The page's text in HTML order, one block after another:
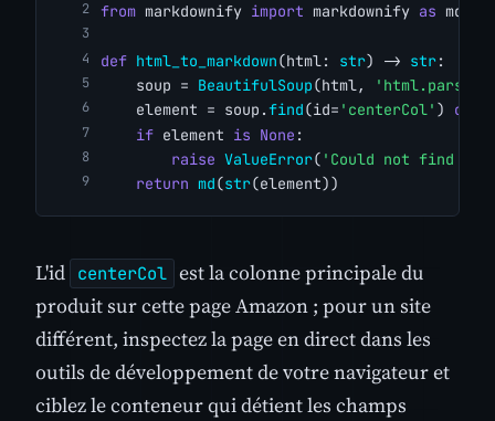
from markdownify import markdownify as md
def html_to_markdown(html: str) -> str:
    soup =
BeautifulSoup(html, 'html.parser'
    element = soup.
find(id= 'centerCol' ) or
if element is None :
raise ValueError( 'Could not find
return md(str(element))
L'id centerCol est la colonne principale du
produit sur cette page Amazon ; pour un site
différent, inspectez la page en direct dans les
outils de développement de votre navigateur et
ciblez le conteneur qui détient les champs